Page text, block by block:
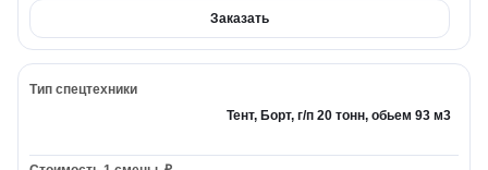
Заказать
Тент, Борт, г/п 20 тонн, обьем 93 м3